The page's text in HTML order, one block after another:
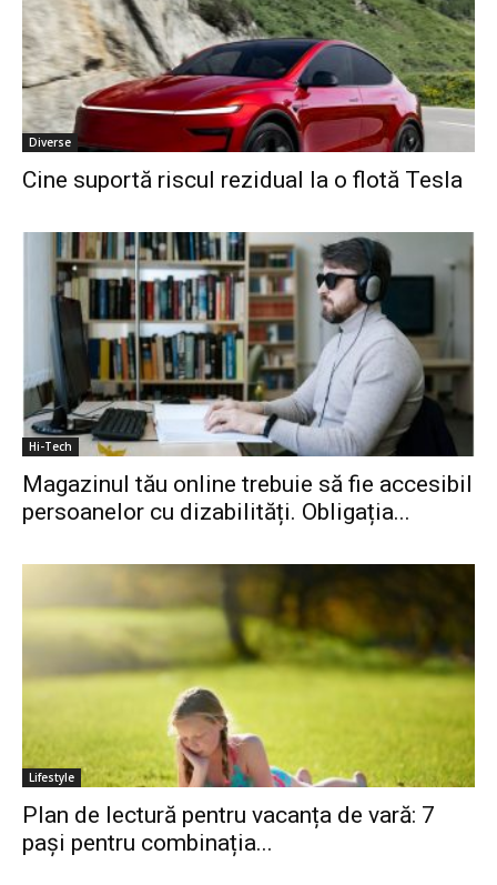
Diverse
Cine suportă riscul rezidual la o flotă Tesla
Hi-Tech
Magazinul tău online trebuie să fie accesibil
persoanelor cu dizabilități. Obligația...
Lifestyle
Plan de lectură pentru vacanța de vară: 7
pași pentru combinația...